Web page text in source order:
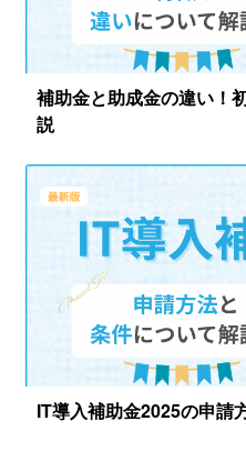
補助金と助成金の違い！
説
IT導入補助金2025の申請